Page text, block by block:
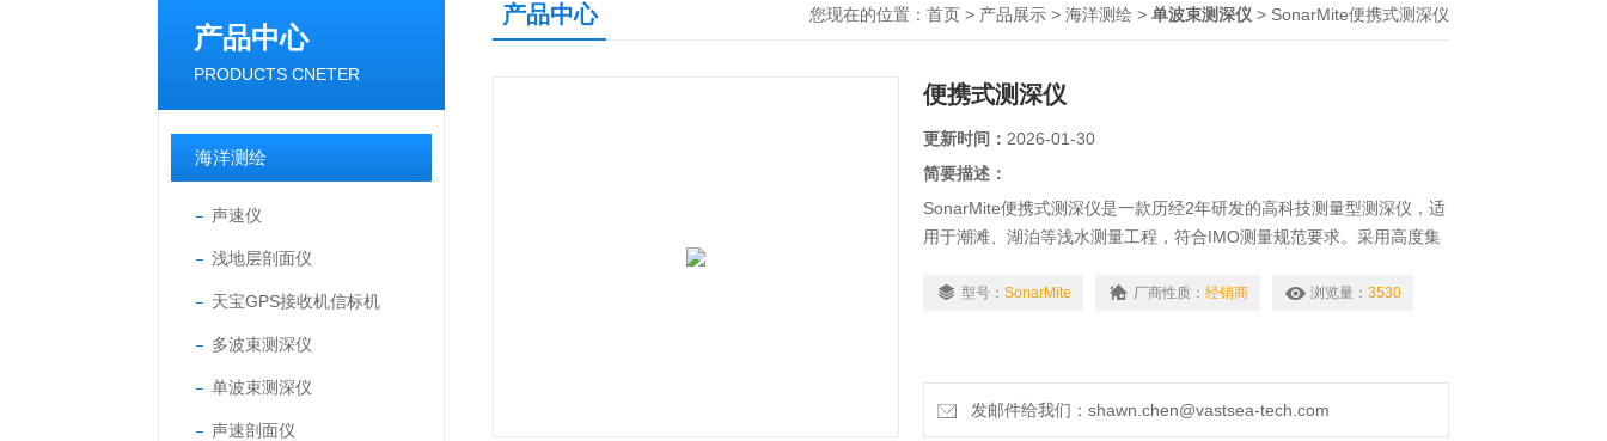
产品中心
PRODUCTS CNETER
海洋测绘
声速仪
浅地层剖面仪
天宝GPS接收机信标机
多波束测深仪
单波束测深仪
声速剖面仪
产品中心 您现在的位置： 首页 > 产品展示 > 海洋测绘 > 单波束测深仪 > SonarMite便携式测深仪
便携式测深仪
更新时间： 2026-01-30
简要描述：
SonarMite便携式测深仪是一款历经2年研发的高科技测量型测深仪，适
用于潮滩、湖泊等浅水测量工程，符合IMO测量规范要求。采用高度集
深测量数据。
型号： SonarMite 厂商性质： 经销商 浏览量： 3530
发邮件给我们：shawn.chen@vastsea-tech.com